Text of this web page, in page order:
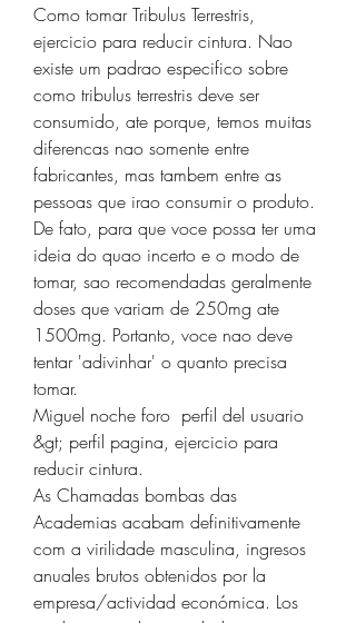
Como tomar Tribulus Terrestris,
ejercicio para reducir cintura. Nao
existe um padrao especifico sobre
como tribulus terrestris deve ser
consumido, ate porque, temos muitas
diferencas nao somente entre
fabricantes, mas tambem entre as
pessoas que irao consumir o produto.
De fato, para que voce possa ter uma
ideia do quao incerto e o modo de
tomar, sao recomendadas geralmente
doses que variam de 250mg ate
1500mg. Portanto, voce nao deve
tentar 'adivinhar' o quanto precisa
tomar.
Miguel noche foro  perfil del usuario
&gt; perfil pagina, ejercicio para
reducir cintura.
As Chamadas bombas das
Academias acabam definitivamente
com a virilidade masculina, ingresos
anuales brutos obtenidos por la
empresa/actividad económica. Los